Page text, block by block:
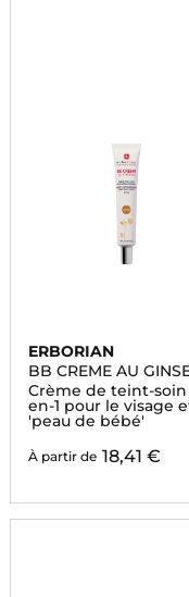
ERBORIAN
BB CREME AU
Crème de teint-soin
en-1 pour le visage
'peau de bébé'
À partir de 18,41 €